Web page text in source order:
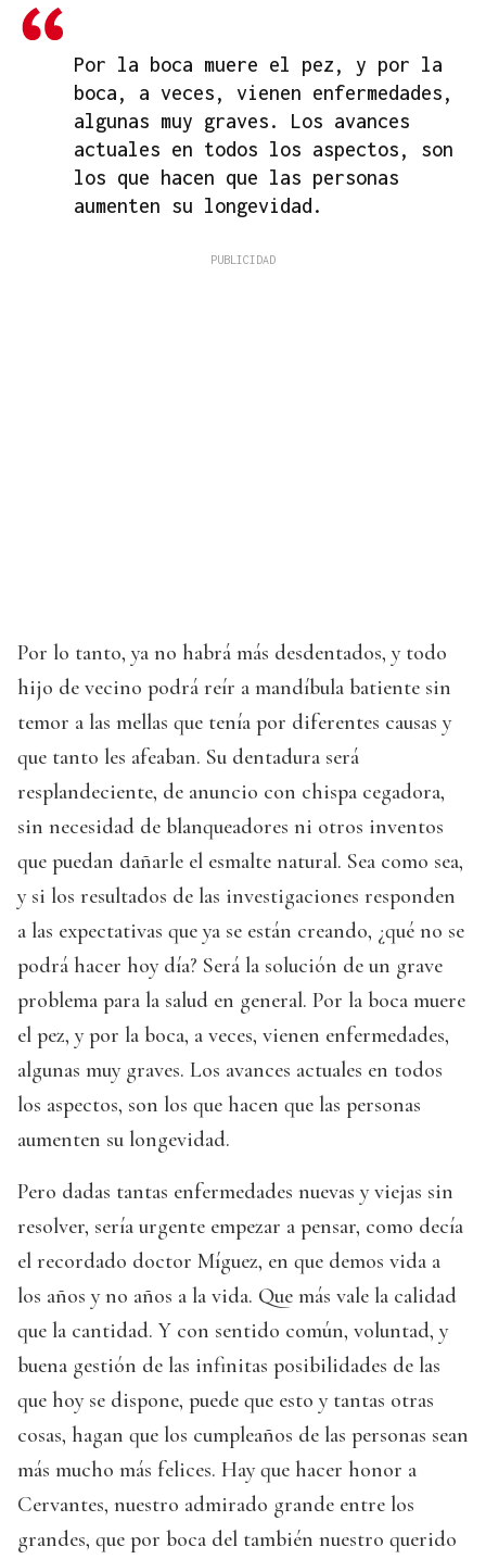
Por la boca muere el pez, y por la
boca, a veces, vienen enfermedades,
algunas muy graves. Los avances
actuales en todos los aspectos, son
los que hacen que las personas
aumenten su longevidad.
Por lo tanto, ya no habrá más desdentados, y todo
hijo de vecino podrá reír a mandíbula batiente sin
temor a las mellas que tenía por diferentes causas y
que tanto les afeaban. Su dentadura será
resplandeciente, de anuncio con chispa cegadora,
sin necesidad de blanqueadores ni otros inventos
que puedan dañarle el esmalte natural. Sea como sea,
y si los resultados de las investigaciones responden
a las expectativas que ya se están creando, ¿qué no se
podrá hacer hoy día? Será la solución de un grave
problema para la salud en general. Por la boca muere
el pez, y por la boca, a veces, vienen enfermedades,
algunas muy graves. Los avances actuales en todos
los aspectos, son los que hacen que las personas
aumenten su longevidad.
Pero dadas tantas enfermedades nuevas y viejas sin
resolver, sería urgente empezar a pensar, como decía
el recordado doctor Míguez, en que demos vida a
los años y no años a la vida. Que más vale la calidad
que la cantidad. Y con sentido común, voluntad, y
buena gestión de las infinitas posibilidades de las
que hoy se dispone, puede que esto y tantas otras
cosas, hagan que los cumpleaños de las personas sean
más mucho más felices. Hay que hacer honor a
Cervantes, nuestro admirado grande entre los
grandes, que por boca del también nuestro querido